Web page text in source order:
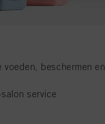
voeden, beschermen en
service